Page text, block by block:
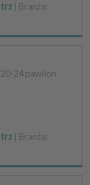
| Branża:
24 pawilon
| Branża: